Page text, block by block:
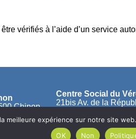
vérifiés à l’aide d’un service
Chinon
Centre Social du
21bis Av. de la
02 47 98 17 00
meilleure expérience sur notre site
OK
Non